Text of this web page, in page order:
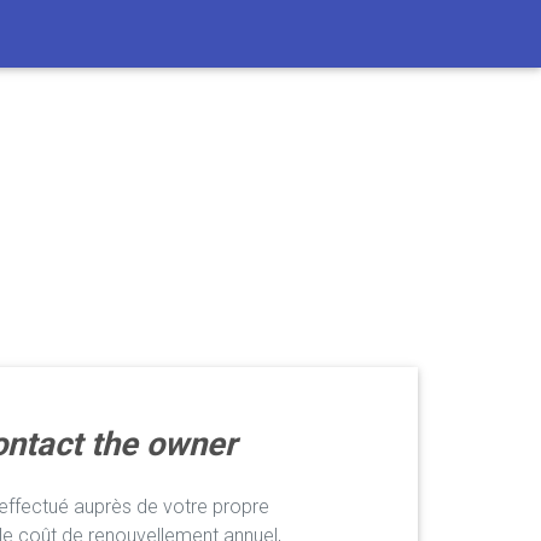
the owner
auprès de votre propre
coût de renouvellement annuel,